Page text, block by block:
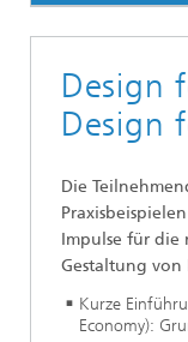
Design
Design
Die
Impulse für die
Gestaltung von
Kurze
Economy):